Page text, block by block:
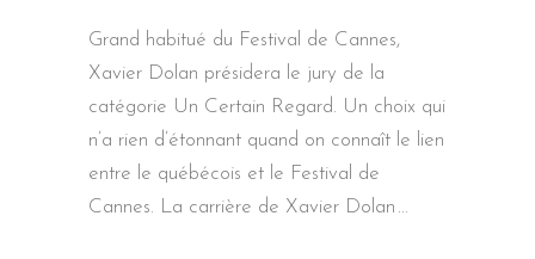
Grand habitué du Festival de Cannes,
Xavier Dolan présidera le jury de la
catégorie Un Certain Regard. Un choix qui
n’a rien d’étonnant quand on connaît le lien
entre le québécois et le Festival de
Cannes. La carrière de Xavier Dolan